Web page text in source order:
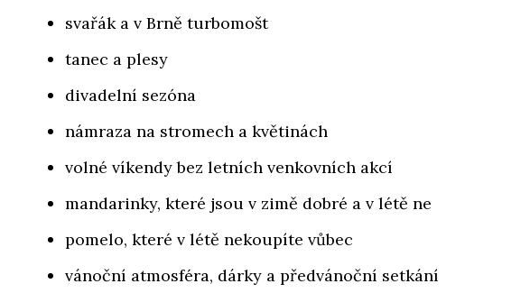
svařák a v Brně turbomošt
tanec a plesy
divadelní sezóna
námraza na stromech a květinách
volné víkendy bez letních venkovních akcí
mandarinky, které jsou v zimě dobré a v létě ne
pomelo, které v létě nekoupíte vůbec
vánoční atmosféra, dárky a předvánoční setkání